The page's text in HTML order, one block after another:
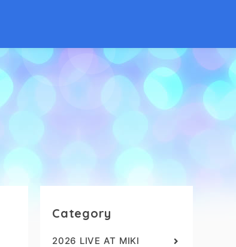
Category
2026 LIVE AT MIKI